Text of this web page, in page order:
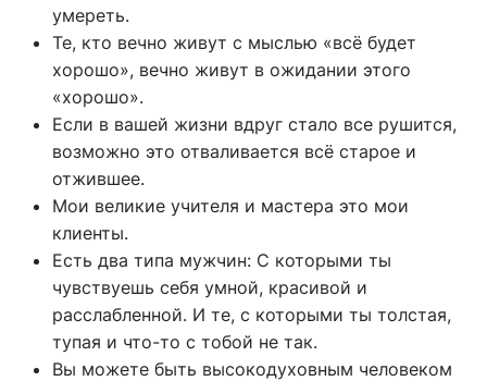
умереть.
Те, кто вечно живут с мыслью «всё будет
хорошо», вечно живут в ожидании этого
«хорошо».
Если в вашей жизни вдруг стало все рушится,
возможно это отваливается всё старое и
отжившее.
Мои великие учителя и мастера это мои
клиенты.
Есть два типа мужчин: С которыми ты
чувствуешь себя умной, красивой и
расслабленной. И те, с которыми ты толстая,
тупая и что-то с тобой не так.
Вы можете быть высокодуховным человеком